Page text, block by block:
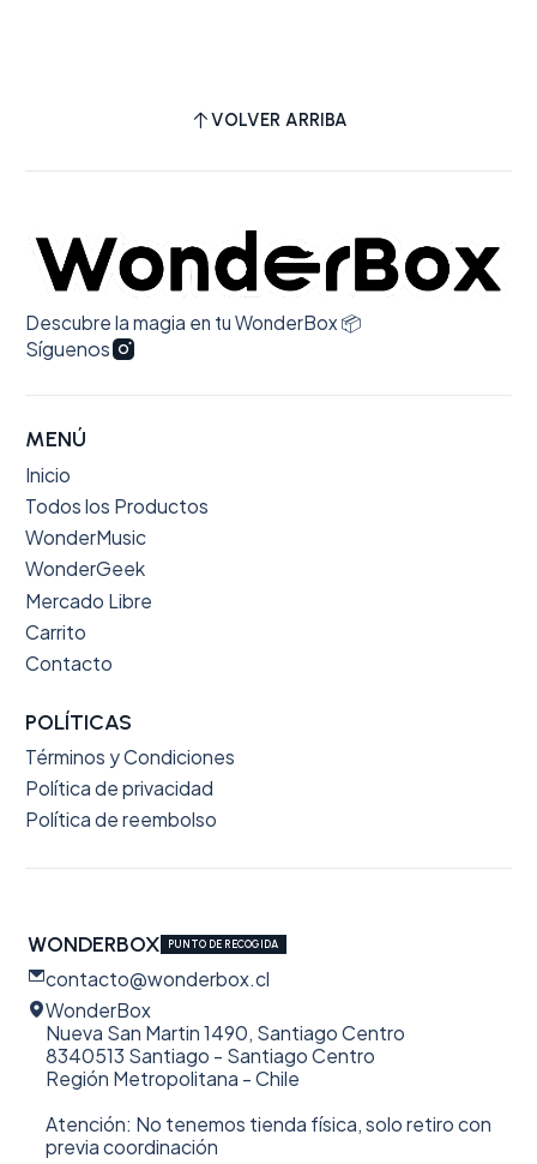
VOLVER ARRIBA
Descubre la magia en tu WonderBox 📦
Síguenos
MENÚ
Inicio
Todos los Productos
WonderMusic
WonderGeek
Mercado Libre
Carrito
Contacto
POLÍTICAS
Términos y Condiciones
Política de privacidad
Política de reembolso
WONDERBOX PUNTO DE RECOGIDA
contacto@wonderbox.cl
WonderBox
Nueva San Martin 1490, Santiago Centro
8340513 Santiago - Santiago Centro
Región Metropolitana - Chile
Atención: No tenemos tienda física, solo retiro con
previa coordinación